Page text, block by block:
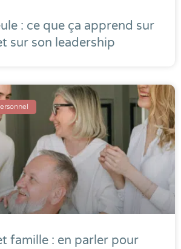
: ce que ça apprend sur
sur son leadership
famille : en parler pour